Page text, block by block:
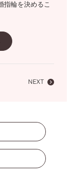
指輪を決めるこ
NEXT